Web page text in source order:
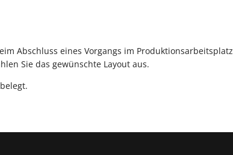
Abschluss eines Vorgangs im Produktionsarbeitsplatz
Sie das gewünschte Layout aus.